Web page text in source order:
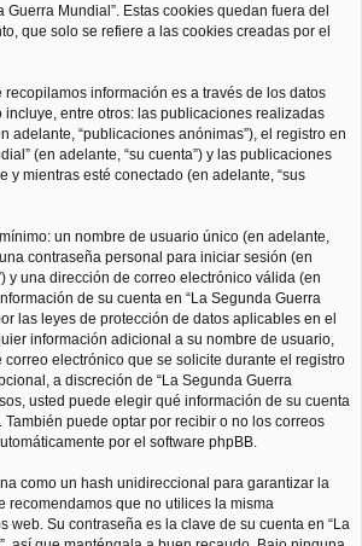
Guerra Mundial”. Estas cookies quedan fuera del
que solo se refiere a las cookies creadas por el
recopilamos información es a través de los datos
incluye, entre otros: las publicaciones realizadas
adelante, “publicaciones anónimas”), el registro en
(en adelante, “su cuenta”) y las publicaciones
y mientras esté conectado (en adelante, “sus
un nombre de usuario único (en adelante,
contraseña personal para iniciar sesión (en
y una dirección de correo electrónico válida (en
de su cuenta en “La Segunda Guerra
las leyes de protección de datos aplicables en el
información adicional a su nombre de usuario,
electrónico que se solicite durante el registro
a discreción de “La Segunda Guerra
usted puede elegir qué información de su cuenta
puede optar por recibir o no los correos
por el software phpBB.
como un hash unidireccional para garantizar la
recomendamos que no utilices la misma
web. Su contraseña es la clave de su cuenta en “La